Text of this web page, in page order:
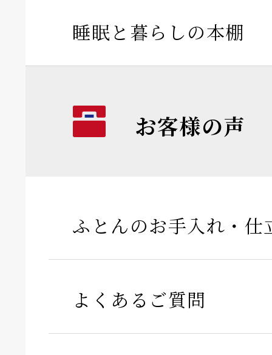
睡眠と暮らしの本棚
お客様の声
ふとんのお手入れ・仕
よくあるご質問